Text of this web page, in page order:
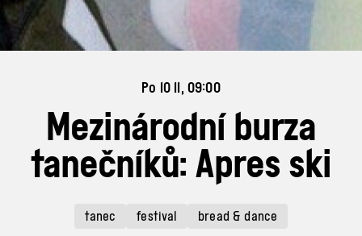
Po 10 11, 09:00
Mezinárodní burza
tanečníků: Apres ski
tanec festival bread & dance